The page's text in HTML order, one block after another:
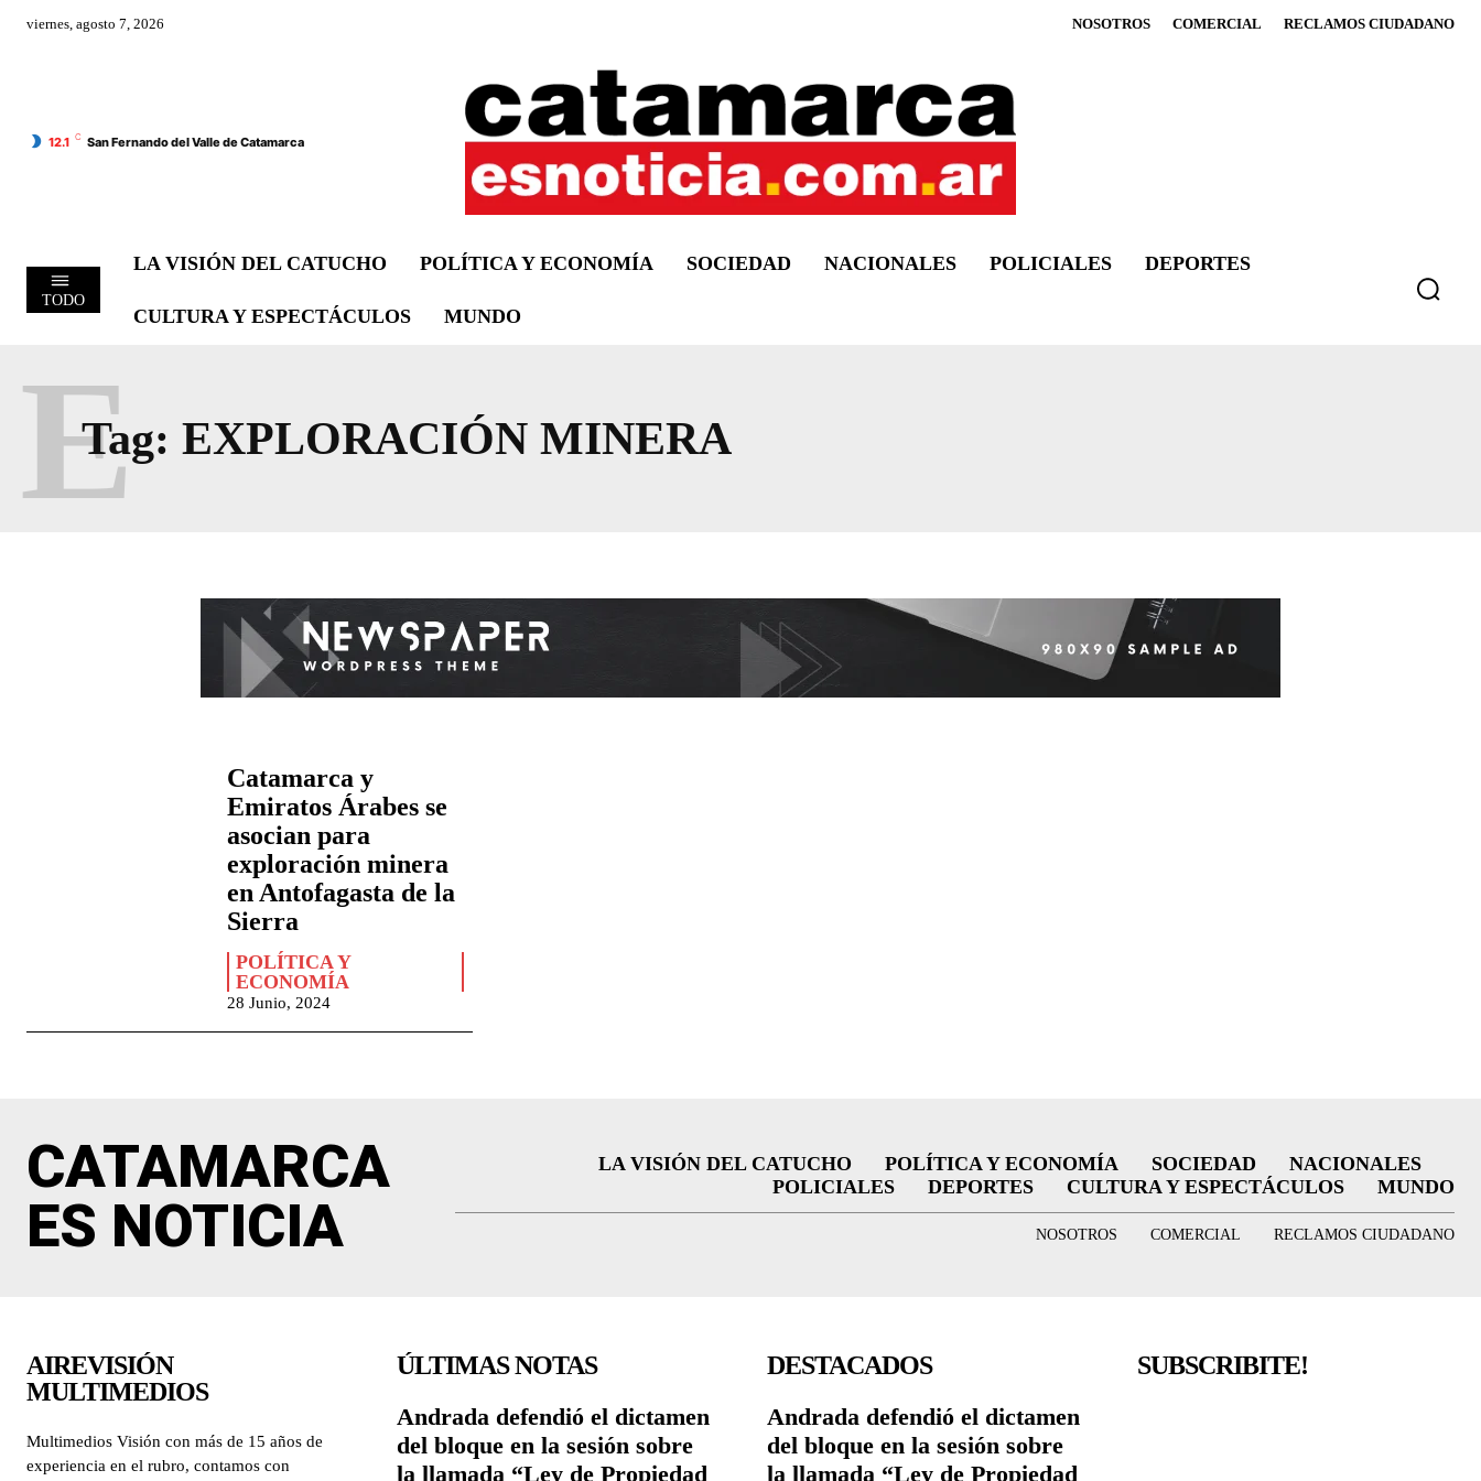
viernes, agosto 7, 2026 NOSOTROS COMERCIAL RECLAMOS CIUDADANO
12.1 C San Fernando del Valle de Catamarca
TODO
LA VISIÓN DEL CATUCHO POLÍTICA Y ECONOMÍA SOCIEDAD NACIONALES POLICIALES DEPORTES
CULTURA Y ESPECTÁCULOS MUNDO
Tag: EXPLORACIÓN MINERA
E
Catamarca y
Emiratos Árabes se
asocian para
exploración minera
en Antofagasta de la
Sierra
POLÍTICA Y
ECONOMÍA
28 Junio, 2024
CATAMARCA
ES NOTICIA
LA VISIÓN DEL CATUCHO POLÍTICA Y ECONOMÍA SOCIEDAD
NACIONALES
POLICIALES
DEPORTES CULTURA Y ESPECTÁCULOS MUNDO
NOSOTROS COMERCIAL RECLAMOS CIUDADANO
AIREVISIÓN
MULTIMEDIOS
Multimedios Visión con más de 15 años de
experiencia en el rubro, contamos con
ÚLTIMAS NOTAS
Andrada defendió el dictamen
del bloque en la sesión sobre
la llamada “Ley de Propiedad
DESTACADOS
Andrada defendió el dictamen
del bloque en la sesión sobre
la llamada “Ley de Propiedad
SUBSCRIBITE!